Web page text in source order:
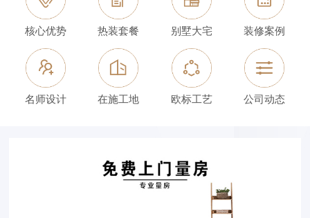
核心优势 热装套餐 别墅大宅 装修案例
名师设计 在施工地 欧标工艺 公司动态